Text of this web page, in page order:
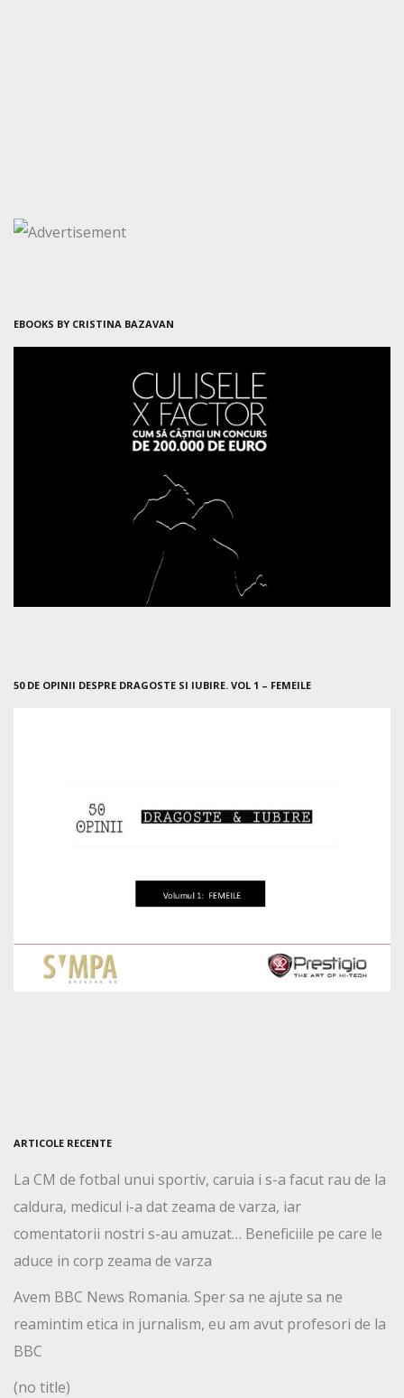
EBOOKS BY CRISTINA BAZAVAN
50 DE OPINII DESPRE DRAGOSTE SI IUBIRE. VOL 1 – FEMEILE
ARTICOLE RECENTE
La CM de fotbal unui sportiv, caruia i s-a facut rau de la
caldura, medicul i-a dat zeama de varza, iar
comentatorii nostri s-au amuzat… Beneficiile pe care le
aduce in corp zeama de varza
Avem BBC News Romania. Sper sa ne ajute sa ne
reamintim etica in jurnalism, eu am avut profesori de la
BBC
(no title)